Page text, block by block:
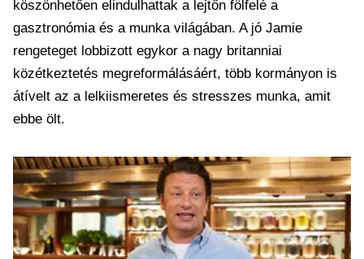
köszönhetően elindulhattak a lejtőn fölfelé a
gasztronómia és a munka világában. A jó Jamie
rengeteget lobbizott egykor a nagy britanniai
közétkeztetés megreformálásáért, több kormányon is
átívelt az a lelkiismeretes és stresszes munka, amit
ebbe ölt.